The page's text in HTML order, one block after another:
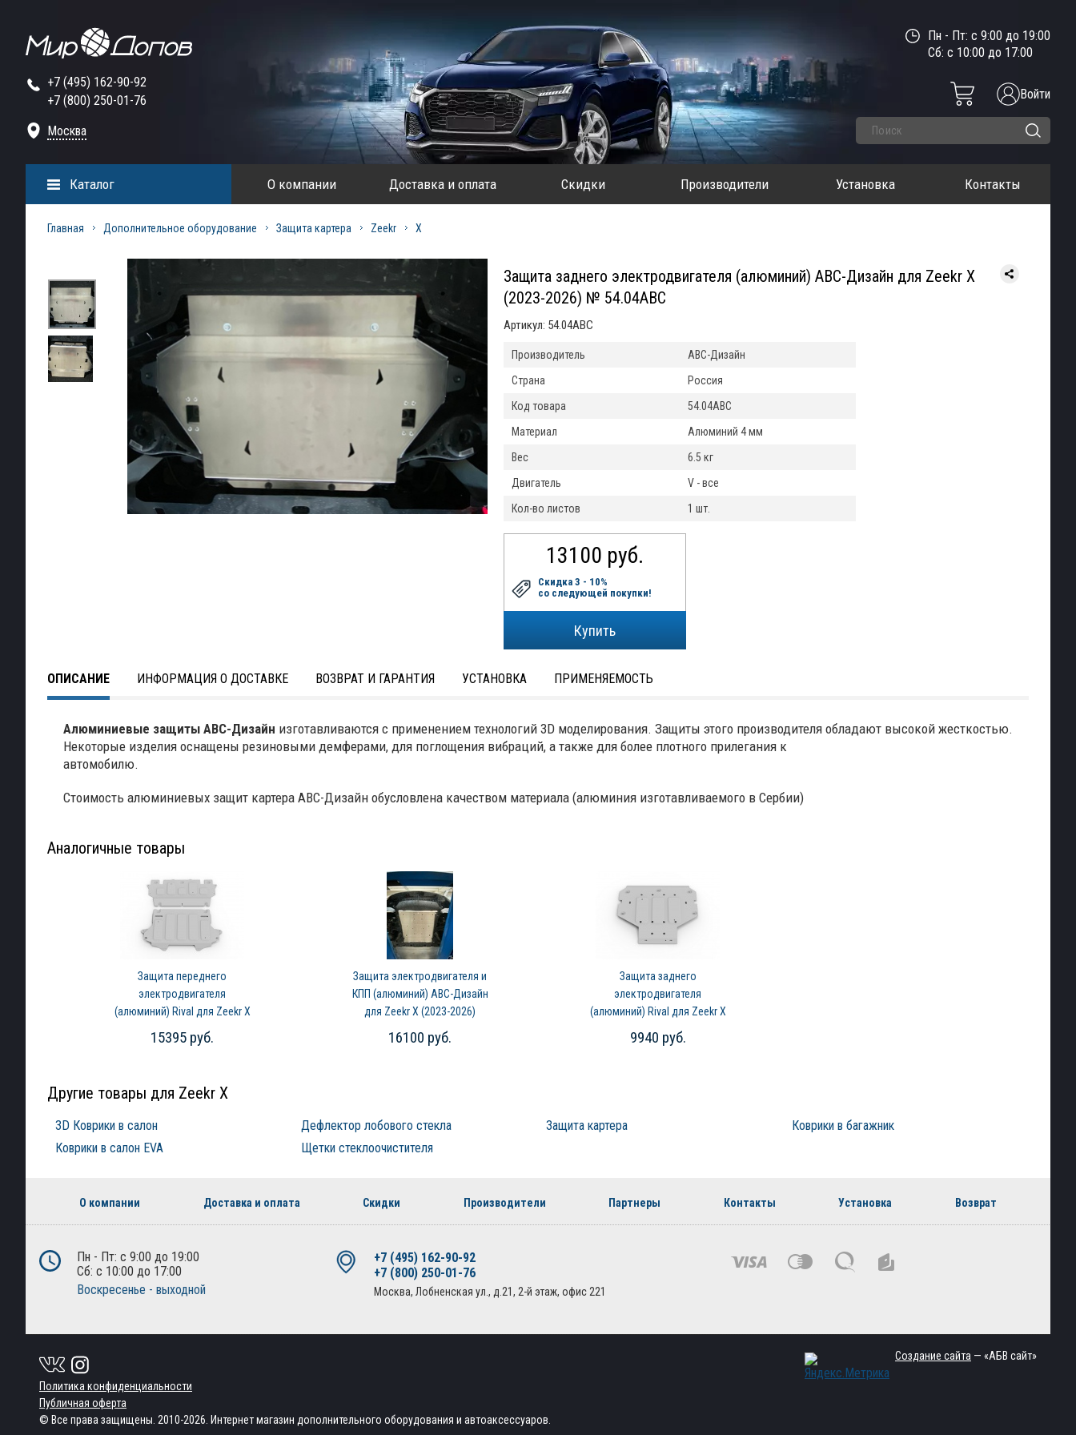
+7 (495) 162-90-92
+7 (800) 250-01-76
Москва
Пн - Пт: с 9:00 до 19:00
Сб: с 10:00 до 17:00
Войти
О компании Доставка и оплата Скидки Производители Установка Контакты
Каталог
Главная Дополнительное оборудование Защита картера Zeekr X
Защита заднего электродвигателя (алюминий) АВС-Дизайн для Zeekr X
(2023-2026) № 54.04ABC
Артикул: 54.04ABC
13100 руб.
Скидка 3 - 10%
со следующей покупки!
Производитель
АВС-Дизайн
Страна
Россия
Код товара
54.04ABC
Материал
Алюминий 4 мм
Вес
6.5 кг
Двигатель
V - все
Кол-во листов
1 шт.
ОПИСАНИЕ ИНФОРМАЦИЯ О ДОСТАВКЕ ВОЗВРАТ И ГАРАНТИЯ УСТАНОВКА ПРИМЕНЯЕМОСТЬ
Алюминиевые защиты АВС-Дизайн изготавливаются с применением технологий 3D моделирования. Защиты этого производителя обладают высокой жесткостью.
Некоторые изделия оснащены резиновыми демферами, для поглощения вибраций, а также для более плотного прилегания к
автомобилю.
Стоимость алюминиевых защит картера АВС-Дизайн обусловлена качеством материала (алюминия изготавливаемого в Сербии)
Аналогичные товары
Защита переднего
электродвигателя
(алюминий) Rival для Zeekr X
(2023-2026)
15395 руб.
Защита электродвигателя и
КПП (алюминий) АВС-Дизайн
для Zeekr X (2023-2026)
16100 руб.
Защита заднего
электродвигателя
(алюминий) Rival для Zeekr X
(2023-2026)
9940 руб.
Другие товары для Zeekr X
3D Коврики в салон Дефлектор лобового стекла Защита картера
Коврики в багажник
Коврики в салон EVA
Щетки стеклоочистителя
О компании Доставка и оплата Скидки Производители Партнеры Контакты Установка Возврат
Пн - Пт: с 9:00 до 19:00
Сб: с 10:00 до 17:00
Воскресенье - выходной
+7 (495) 162-90-92
+7 (800) 250-01-76
Москва, Лобненская ул., д.21, 2-й этаж, офис 221
Политика конфиденциальности
Публичная оферта
© Все права защищены. 2010-2026. Интернет магазин дополнительного оборудования и автоаксессуаров.
Создание сайта — «АБВ сайт»